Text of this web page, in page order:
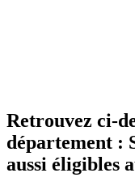
Retrouvez ci-
département :
aussi éligibles